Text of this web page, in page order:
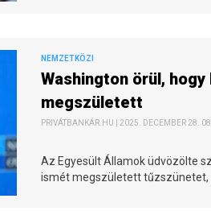
NEMZETKÖZI
Washington örül,
megszületett
PRIVÁTBANKÁR.HU | 2025. DECEMBER 28.
Az Egyesült Államok üdvözölte
ismét megszületett tűzszünetet,